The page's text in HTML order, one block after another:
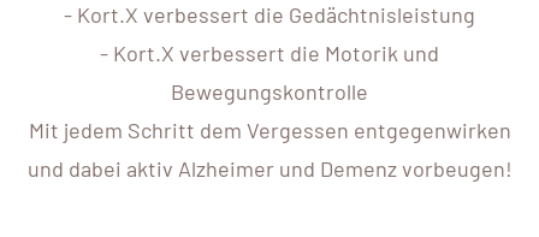
- Kort.X verbessert die Gedächtnisleistung
- Kort.X verbessert die Motorik und
Bewegungskontrolle
Mit jedem Schritt dem Vergessen entgegenwirken
und dabei aktiv Alzheimer und Demenz vorbeugen!